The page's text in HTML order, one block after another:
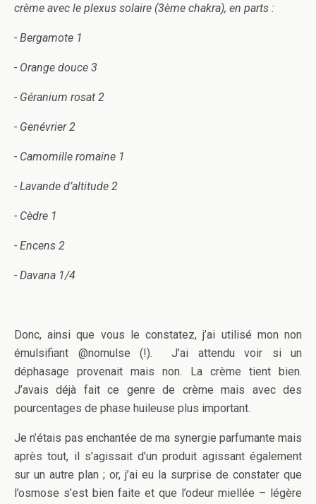
crème avec le plexus solaire (3ème chakra), en parts :
- Bergamote 1
- Orange douce 3
- Géranium rosat 2
- Genévrier 2
- Camomille romaine 1
- Lavande d’altitude 2
- Cèdre 1
- Encens 2
- Davana 1/4
Donc, ainsi que vous le constatez, j’ai utilisé mon non
émulsifiant @nomulse (!). J’ai attendu voir si un
déphasage provenait mais non. La crème tient bien.
J’avais déjà fait ce genre de crème mais avec des
pourcentages de phase huileuse plus important.
Je n’étais pas enchantée de ma synergie parfumante mais
après tout, il s’agissait d’un produit agissant également
sur un autre plan ; or, j’ai eu la surprise de constater que
l’osmose s’est bien faite et que l’odeur miellée – légère